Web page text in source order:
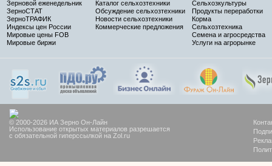
Зерновой еженедельник
ЗерноСТАТ
ЗерноТРАФИК
Индексы цен России
Мировые цены FOB
Мировые биржи
Каталог сельхозтехники
Обсуждение сельхозтехники
Новости сельхозтехники
Коммерческие предложения
Сельхозкультуры
Продукты переработки
Корма
Сельхозтехника
Семена и агросредства
Услуги на агрорынке
© 2000-2026 ИА Зерно Он-Лайн
Использование открытых материалов разрешается
с обязательной гиперссылкой на Zol.ru